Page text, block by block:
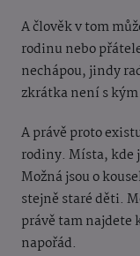
A člověk v tom
rodinu nebo
nechápou, jindy
zkrátka není s
A právě proto
rodiny. Místa, kde
Možná jsou o
stejně staré děti.
právě tam najdete
napořád.